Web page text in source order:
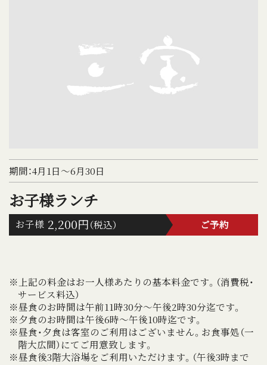
期間：4月1日～6月30日
お子様ランチ
ご予約
お子様 2,200円（税込）
※上記の料金はお一人様あたりの基本料金です。（消費税・
サービス料込）
※昼食のお時間は午前11時30分～午後2時30分迄です。
※夕食のお時間は午後6時～午後10時迄です。
※昼食・夕食は客室のご利用はございません。お食事処（一
階大広間）にてご用意致します。
※昼食後3階大浴場をご利用いただけます。（午後3時まで